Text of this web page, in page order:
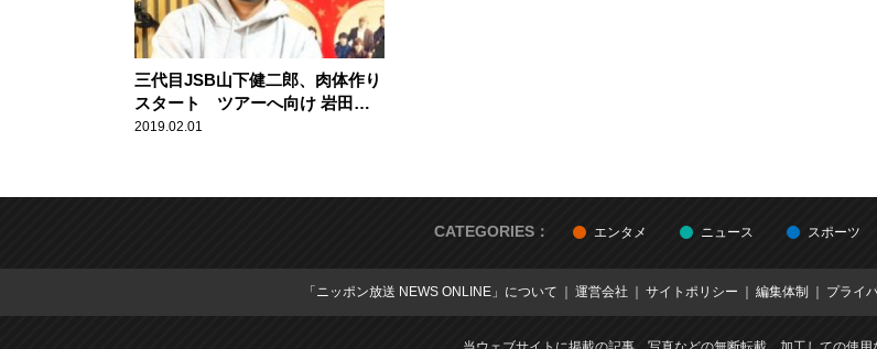
三代目JSB山下健二郎、肉体作り
スタート ツアーへ向け 岩田剛
典から譲り受けた“自転車”でトレ
2019.02.01
CATEGORIES： エンタメ ニュース スポーツ
「ニッポン放送 NEWS ONLINE」について 運営会社 サイトポリシー 編集体制 プライ